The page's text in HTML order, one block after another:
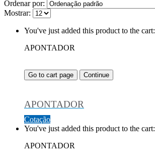
Ordenar por:
Mostrar:
You've just added this product to the cart:
APONTADOR
Go to cart page Continue
APONTADOR
Cotação
You've just added this product to the cart:
APONTADOR